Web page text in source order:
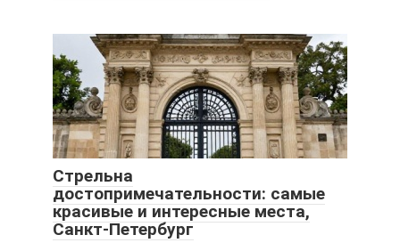
Стрельна
достопримечательности: самые
красивые и интересные места,
Санкт-Петербург